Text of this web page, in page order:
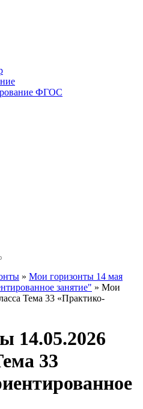
ФГОС
» Мои горизонты 14 мая
занятие" » Мои
Тема 33 «Практико-
14.05.2026
33